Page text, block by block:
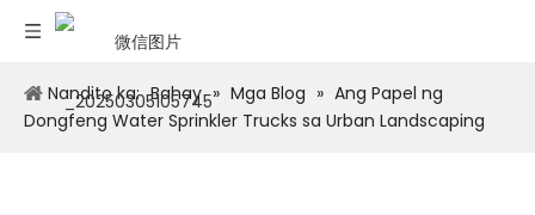
Nandito ka: Bahay » Mga Blog » Ang Papel ng
Dongfeng Water Sprinkler Trucks sa Urban Landscaping